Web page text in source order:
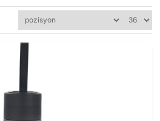
iş modeli ile 2010 yılı
ürünlerini kullanıcıların